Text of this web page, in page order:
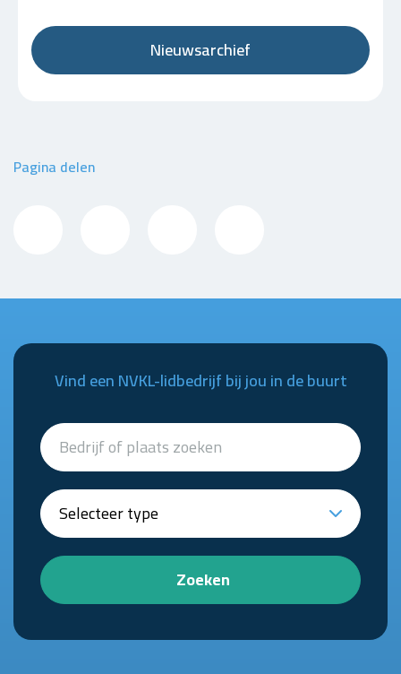
Nieuwsarchief
Pagina delen
Vind een NVKL-lidbedrijf bij jou in de buurt
Zoeken